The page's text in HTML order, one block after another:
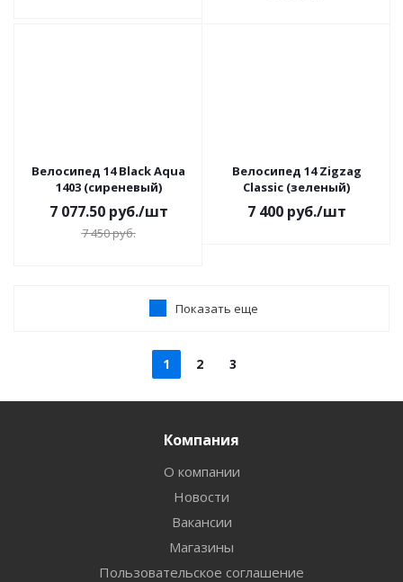
Велосипед 14 Black Aqua
1403 (сиреневый)
7 077.50руб./шт
7 450руб.
Велосипед 14 Zigzag
Classic (зеленый)
7 400руб./шт
Показать еще
1 2 3
Компания
О компании
Новости
Вакансии
Магазины
Пользовательское соглашение